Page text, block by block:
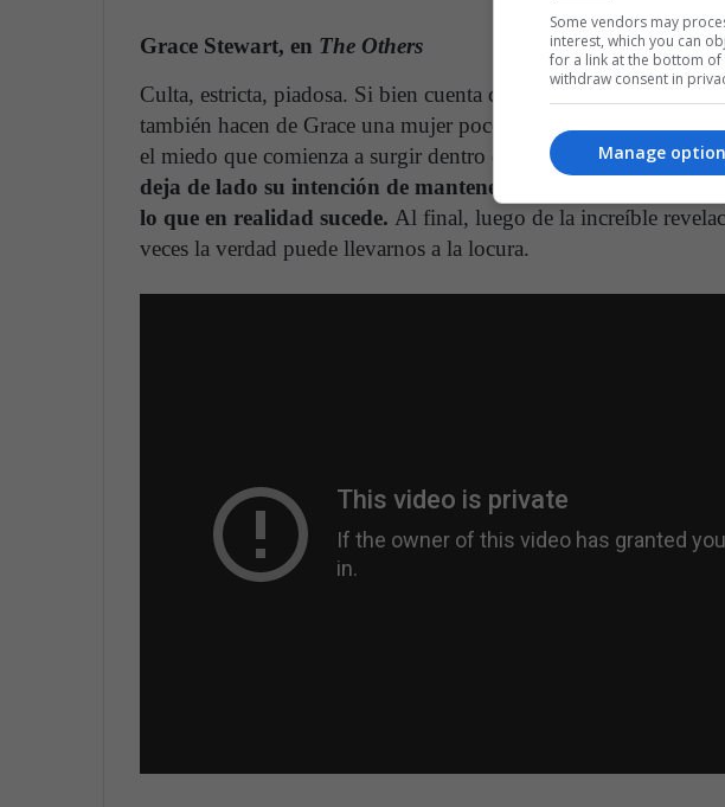
Grace Stewart, en The Others
Culta, estricta, piadosa. Si bien cuenta con cualidades muy
también hacen de Grace una mujer poco lúcida. Más allá de la
el miedo que comienza a surgir dentro de la casa con la llegada
deja de lado su intención de mantener a sus hijos protegidos
lo que en realidad sucede. Al final, luego de la increíble
veces la verdad puede llevarnos a la locura.
Some vendors may
interest, which you can
for a link at the bottom
withdraw consent in
Manage